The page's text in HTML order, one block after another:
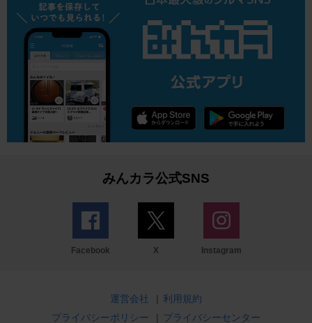
みんカラ公式SNS
Facebook X Instagram
運営会社 | 利用規約
プライバシーポリシー
| プライバシーセンター